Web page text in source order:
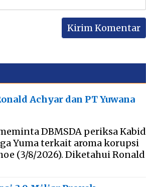
Achyar dan PT Yuwana
DBMSDA periksa Kabid
Yuma terkait aroma korupsi
(3/8/2026). Diketahui Ronald